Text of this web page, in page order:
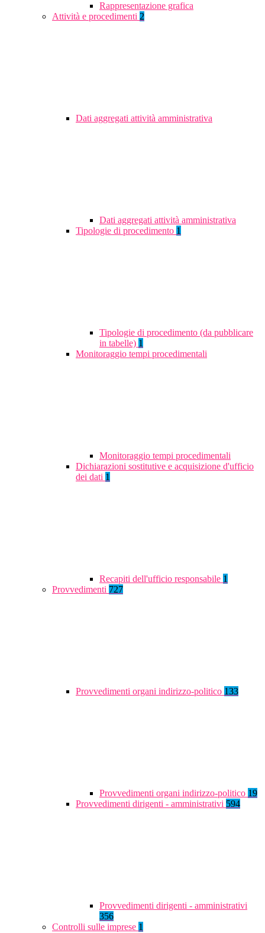
Rappresentazione grafica
Attività e procedimenti 2
Dati aggregati attività amministrativa
Dati aggregati attività amministrativa
Tipologie di procedimento 1
Tipologie di procedimento (da pubblicare
in tabelle) 1
Monitoraggio tempi procedimentali
Monitoraggio tempi procedimentali
Dichiarazioni sostitutive e acquisizione d'ufficio
dei dati 1
Recapiti dell'ufficio responsabile 1
Provvedimenti 727
Provvedimenti organi indirizzo-politico 133
Provvedimenti organi indirizzo-politico 19
Provvedimenti dirigenti - amministrativi 594
Provvedimenti dirigenti - amministrativi
356
Controlli sulle imprese 1